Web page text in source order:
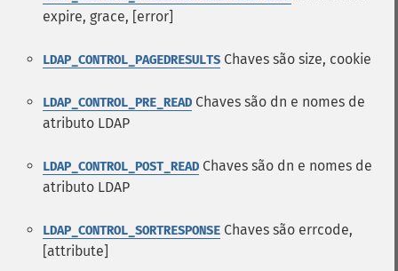
expire, grace, [error]
LDAP_CONTROL_PAGEDRESULTS Chaves são size, cookie
LDAP_CONTROL_PRE_READ Chaves são dn e nomes de
atributo LDAP
LDAP_CONTROL_POST_READ Chaves são dn e nomes de
atributo LDAP
LDAP_CONTROL_SORTRESPONSE Chaves são errcode,
[attribute]